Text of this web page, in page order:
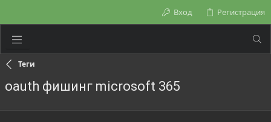
Вход Регистрация
Теги
oauth фишинг microsoft 365